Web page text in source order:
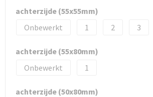
achterzijde (55x55mm)
Onbewerkt
1 2 3
achterzijde (55x80mm)
Onbewerkt
1
achterzijde (50x80mm)